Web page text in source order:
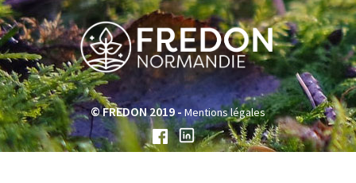
© FREDON 2019 -Mentions légales